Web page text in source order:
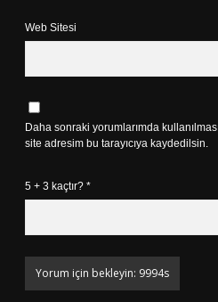
Web Sitesi
Daha sonraki yorumlarımda
site adresim bu tarayıcıya kaydedilsin.
5 + 3 kaçtır? *